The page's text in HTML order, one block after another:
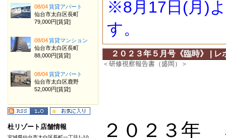
※8月17日(月)
す。
２０２３年５月号《臨時》 | レ
＜研修視察報告書（盛岡）＞
２０２３年
08/04賃貸アパート
仙台市太白区長町
79,000円[賃貸]
08/04賃貸マンション
仙台市太白区長町
88,000円[賃貸]
08/04賃貸アパート
仙台市太白区鹿野
52,000円[賃貸]
杜リゾート店舗情報